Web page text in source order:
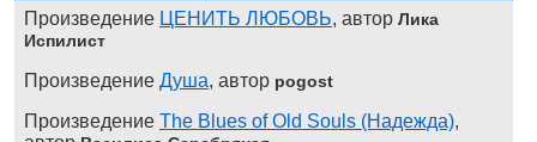
Произведение ЦЕНИТЬ ЛЮБОВЬ, автор Лика
Испилист
Произведение Душа, автор pogost
Произведение The Blues of Old Souls (Надежда),